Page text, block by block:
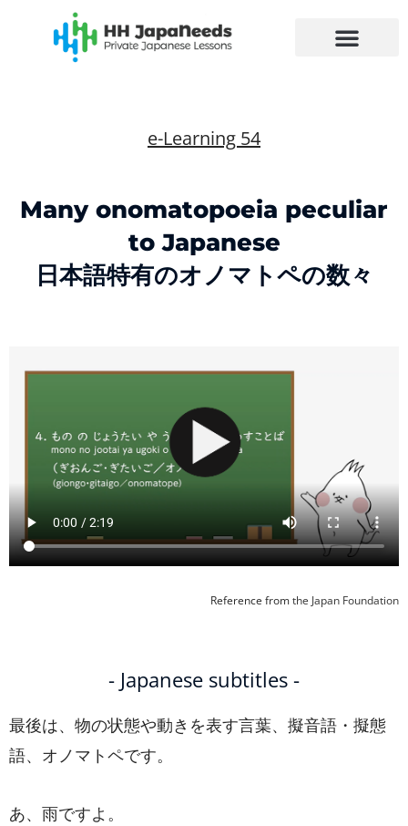
e-Learning 54
Many onomatopoeia peculiar
to Japanese
日本語特有のオノマトペの数々
Reference fromthe Japan Foundation
- Japanese subtitles -
最後は、物の状態や動きを表す言葉、擬音語・擬態
語、オノマトペです。
あ、雨ですよ。